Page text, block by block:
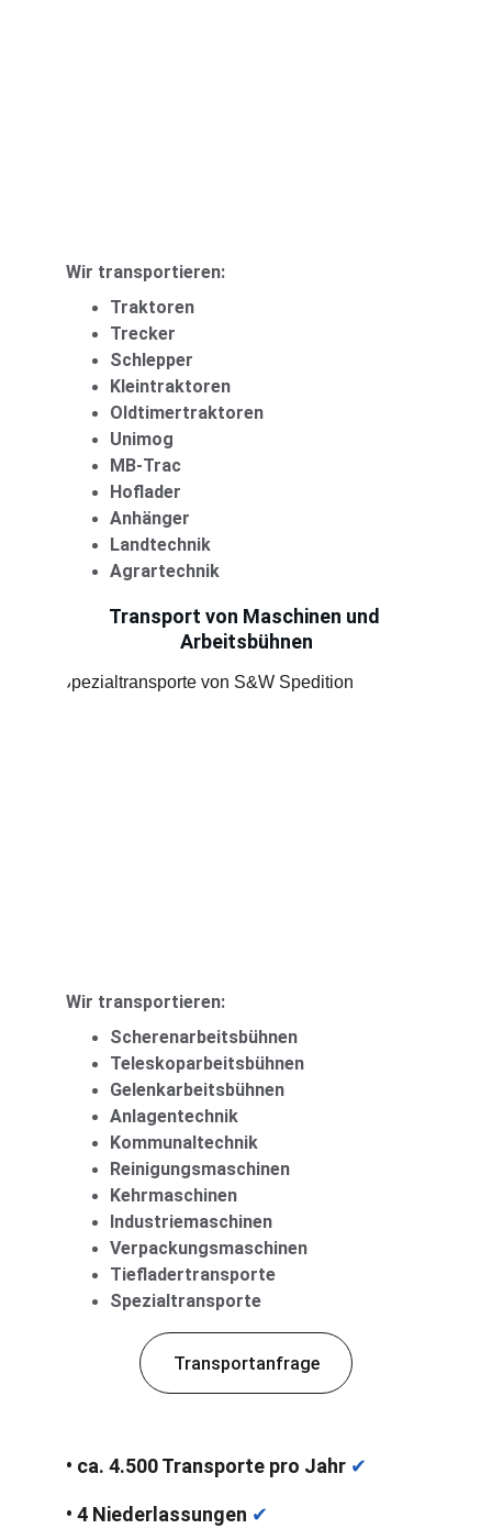
Wir transportieren:
Traktoren
Trecker
Schlepper
Kleintraktoren
Oldtimertraktoren
Unimog
MB-Trac
Hoflader
Anhänger
Landtechnik
Agrartechnik
Transport von Maschinen und
Arbeitsbühnen
Wir transportieren:
Scherenarbeitsbühnen
Teleskoparbeitsbühnen
Gelenkarbeitsbühnen
Anlagentechnik
Kommunaltechnik
Reinigungsmaschinen
Kehrmaschinen
Industriemaschinen
Verpackungsmaschinen
Tiefladertransporte
Spezialtransporte
Transportanfrage
• ca. 4.500 Transporte pro Jahr ✔
• 4 Niederlassungen ✔